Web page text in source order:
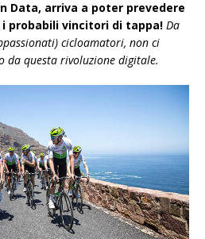
Data, arriva a poter prevedere
probabili vincitori di tappa! Da
cicloamatori, non ci
da questa rivoluzione digitale.